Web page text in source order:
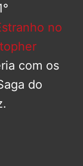
no
com os
do